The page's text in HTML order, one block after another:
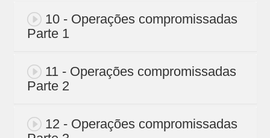
10 - Operações compromissadas
Parte 1
11 - Operações compromissadas
Parte 2
12 - Operações compromissadas